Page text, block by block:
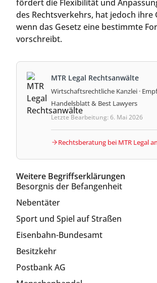
fördert die Flexibilität und
des Rechtsverkehrs, hat jedoch ihre
wenn das Gesetz eine bestimmte
vorschreibt.
MTR Legal Rechtsanwälte
Wirtschaftsrechtliche Kanzlei ·
Handelsblatt & Best Lawyers
Letzte Bearbeitung: 6. Mai 2026
Rechtsberatung bei MTR Legal
Weitere Begriffserklärungen
Besorgnis der Befangenheit
Nebentäter
Sport und Spiel auf Straßen
Eisenbahn-Bundesamt
Besitzkehr
Postbank AG